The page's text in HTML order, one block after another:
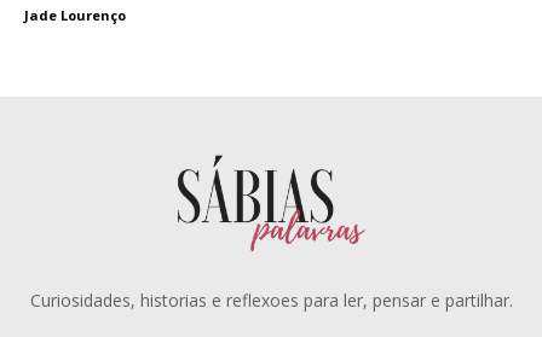
Jade Lourenço
Curiosidades, historias e reflexoes para ler, pensar e partilhar.